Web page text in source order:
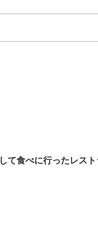
て食べに行ったレスト